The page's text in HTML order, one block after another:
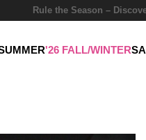
Rule the Season –
'26 FALL/WINTER